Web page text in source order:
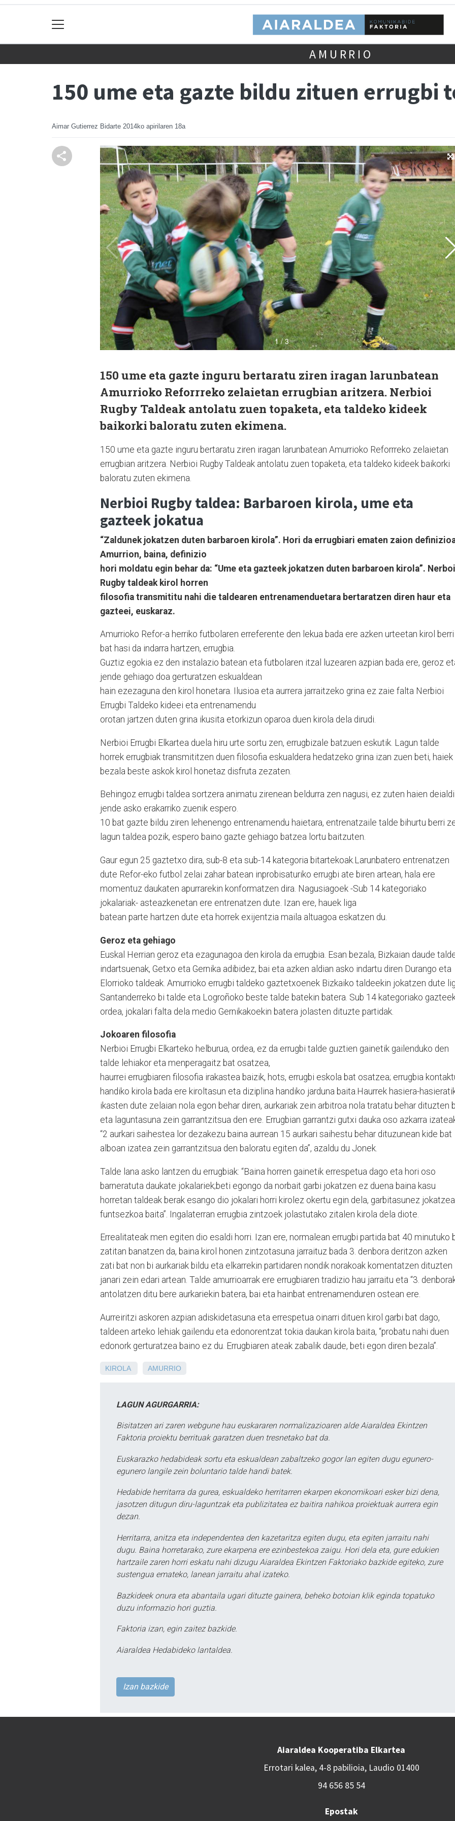
AMURRIO
150 ume eta gazte bildu zituen errugbi
Aimar Gutierrez Bidarte 2014ko apirilaren 18a
150 ume eta gazte inguru bertaratu ziren iragan larunbatean
Amurrioko Reforrreko zelaietan errugbian aritzera. Nerbioi
Rugby Taldeak antolatu zuen topaketa, eta taldeko kideek
baikorki baloratu zuten ekimena.
150 ume eta gazte inguru bertaratu ziren iragan larunbatean Amurrioko Reforrreko zelaietan
errugbian aritzera. Nerbioi Rugby Taldeak antolatu zuen topaketa, eta taldeko kideek baikorki
baloratu zuten ekimena.
Nerbioi Rugby taldea: Barbaroen kirola, ume eta
gazteek jokatua
“Zaldunek jokatzen duten barbaroen kirola”. Hori da errugbiari ematen zaion
Amurrion, baina, definizio
hori moldatu egin behar da: “Ume eta gazteek jokatzen duten barbaroen kirola”. Nerboi
Rugby taldeak kirol horren
filosofia transmititu nahi die taldearen entrenamenduetara bertaratzen diren haur eta
gazteei, euskaraz.
Amurrioko Refor-a herriko futbolaren erreferente den lekua bada ere azken urteetan kirol berri
bat hasi da indarra hartzen, errugbia.
Guztiz egokia ez den instalazio batean eta futbolaren itzal luzearen azpian bada ere, geroz
jende gehiago doa gerturatzen eskualdean
hain ezezaguna den kirol honetara. Ilusioa eta aurrera jarraitzeko grina ez zaie falta Nerbioi
Errugbi Taldeko kideei eta entrenamendu
orotan jartzen duten grina ikusita etorkizun oparoa duen kirola dela dirudi.
Nerbioi Errugbi Elkartea duela hiru urte sortu zen, errugbizale batzuen eskutik. Lagun talde
horrek errugbiak transmititzen duen filosofia eskualdera hedatzeko grina izan zuen beti, haiek
bezala beste askok kirol honetaz disfruta zezaten.
Behingoz errugbi taldea sortzera animatu zirenean beldurra zen nagusi, ez zuten haien
jende asko erakarriko zuenik espero.
10 bat gazte bildu ziren lehenengo entrenamendu haietara, entrenatzaile talde bihurtu berri
lagun taldea pozik, espero baino gazte gehiago batzea lortu baitzuten.
Gaur egun 25 gaztetxo dira, sub-8 eta sub-14 kategoria bitartekoak.Larunbatero entrenatzen
dute Refor-eko futbol zelai zahar batean inprobisaturiko errugbi ate biren artean, hala ere
momentuz daukaten apurrarekin konformatzen dira. Nagusiagoek -Sub 14 kategoriako
jokalariak- asteazkenetan ere entrenatzen dute. Izan ere, hauek liga
batean parte hartzen dute eta horrek exijentzia maila altuagoa eskatzen du.
Geroz eta gehiago
Euskal Herrian geroz eta ezagunagoa den kirola da errugbia. Esan bezala, Bizkaian daude
indartsuenak, Getxo eta Gernika adibidez, bai eta azken aldian asko indartu diren Durango eta
Elorrioko taldeak. Amurrioko errugbi taldeko gaztetxoenek Bizkaiko taldeekin jokatzen dute
Santanderreko bi talde eta Logroñoko beste talde batekin batera. Sub 14 kategoriako
ordea, jokalari falta dela medio Gernikakoekin batera jolasten dituzte partidak.
Jokoaren filosofia
Nerbioi Errugbi Elkarteko helburua, ordea, ez da errugbi talde guztien gainetik gailenduko den
talde lehiakor eta menperagaitz bat osatzea,
haurrei errugbiaren filosofia irakastea baizik, hots, errugbi eskola bat osatzea; errugbia
handiko kirola bada ere kiroltasun eta diziplina handiko jarduna baita.Haurrek hasiera-
ikasten dute zelaian nola egon behar diren, aurkariak zein arbitroa nola tratatu behar dituzten
eta laguntasuna zein garrantzitsua den ere. Errugbian garrantzi gutxi dauka oso azkarra
“2 aurkari saihestea lor dezakezu baina aurrean 15 aurkari saihestu behar dituzunean kide bat
alboan izatea zein garrantzitsua den baloratu egiten da”, azaldu du Jonek.
Talde lana asko lantzen du errugbiak: “Baina horren gainetik errespetua dago eta hori oso
barneratuta daukate jokalariek;beti egongo da norbait garbi jokatzen ez duena baina kasu
horretan taldeak berak esango dio jokalari horri kirolez okertu egin dela, garbitasunez jokatzea
funtsezkoa baita”. Ingalaterran errugbia zintzoek jolastutako zitalen kirola dela diote.
Errealitateak men egiten dio esaldi horri. Izan ere, normalean errugbi partida bat 40 minutuko
zatitan banatzen da, baina kirol honen zintzotasuna jarraituz bada 3. denbora deritzon azken
zati bat non bi aurkariak bildu eta elkarrekin partidaren nondik norakoak komentatzen dituzten
janari zein edari artean. Talde amurrioarrak ere errugbiaren tradizio hau jarraitu eta “3.
antolatzen ditu bere aurkariekin batera, bai eta hainbat entrenamenduren ostean ere.
Aurreiritzi askoren azpian adiskidetasuna eta errespetua oinarri dituen kirol garbi bat dago,
taldeen arteko lehiak gailendu eta edonorentzat tokia daukan kirola baita, “probatu nahi duen
edonork gerturatzea baino ez du. Errugbiaren ateak zabalik daude, beti egon diren bezala”.
KIROLA AMURRIO
LAGUN AGURGARRIA:
Bisitatzen ari zaren webgune hau euskararen normalizazioaren alde Aiaraldea Ekintzen
Faktoria proiektu berrituak garatzen duen tresnetako bat da.
Euskarazko hedabideak sortu eta eskualdean zabaltzeko gogor lan egiten dugu egunero-
egunero langile zein boluntario talde handi batek.
Hedabide herritarra da gurea, eskualdeko herritarren ekarpen ekonomikoari esker bizi dena,
jasotzen ditugun diru-laguntzak eta publizitatea ez baitira nahikoa proiektuak aurrera egin
dezan.
Herritarra, anitza eta independentea den kazetaritza egiten dugu, eta egiten jarraitu nahi
dugu. Baina horretarako, zure ekarpena ere ezinbestekoa zaigu. Hori dela eta, gure edukien
hartzaile zaren horri eskatu nahi dizugu Aiaraldea Ekintzen Faktoriako bazkide egiteko, zure
sustengua emateko, lanean jarraitu ahal izateko.
Bazkideek onura eta abantaila ugari dituzte gainera, beheko botoian klik eginda topatuko
duzu informazio hori guztia.
Faktoria izan, egin zaitez bazkide.
Aiaraldea Hedabideko lantaldea.
Izan bazkide
Aiaraldea Kooperatiba Elkartea
Errotari kalea, 4-8 pabilioia, Laudio 01400
94 656 85 54
Epostak